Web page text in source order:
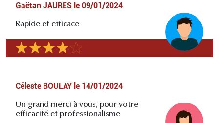
Gaëtan JAURES le 09/01/2024
Rapide et efficace
Céleste BOULAY le 14/01/2024
Un grand merci à vous, pour votre
efficacité et professionalisme